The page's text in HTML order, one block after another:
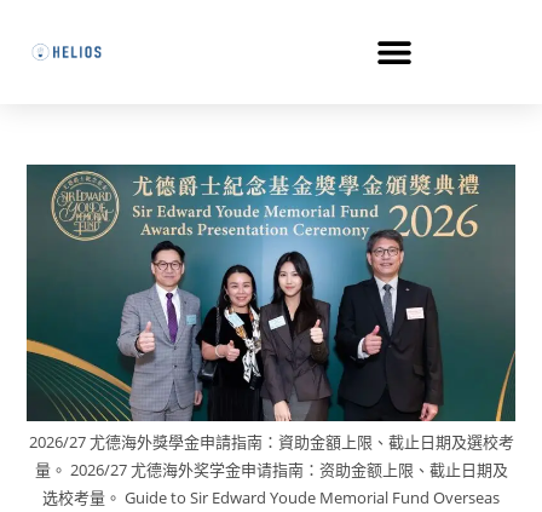
2026/27 尤德海外獎學金申請指南：資助金額上限、截止日期及選校考
量。 2026/27 尤德海外奖学金申请指南：资助金额上限、截止日期及
选校考量。 Guide to Sir Edward Youde Memorial Fund Overseas